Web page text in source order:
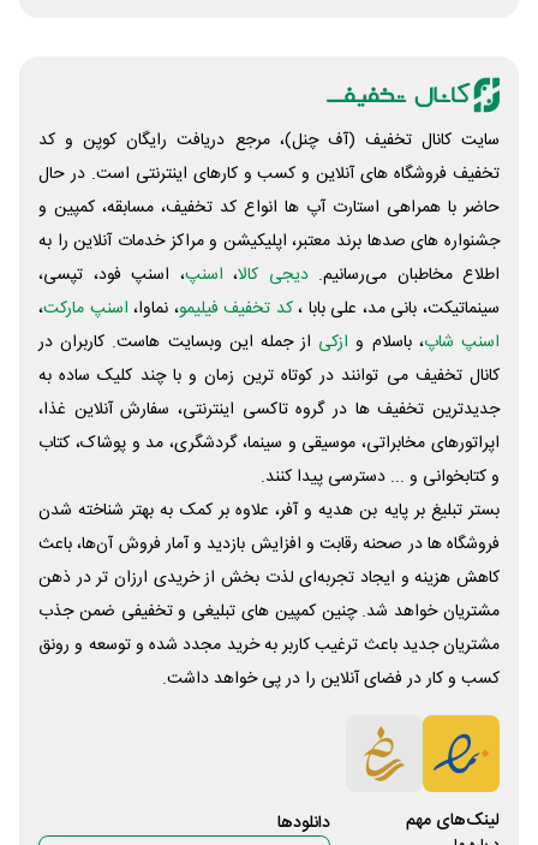
سایت کانال تخفیف (آف چنل)، مرجع دریافت رایگان کوپن و کد
تخفیف فروشگاه های آنلاین و کسب و‌ کارهای اینترنتی است. در حال
حاضر با همراهی استارت آپ ها انواع کد تخفیف، مسابقه، کمپین و
جشنواره های صدها برند معتبر، اپلیکیشن و مراکز خدمات آنلاین را به
اطلاع مخاطبان می‌رسانیم. دیجی کالا، اسنپ، اسنپ فود، تپسی،
سینماتیکت، بانی مد، علی‌ بابا ،کد تخفیف فیلیمو، نماوا، اسنپ مارکت،
اسنپ شاپ، باسلام و ازکی از جمله این وبسایت ‌هاست. کاربران در
کانال تخفیف می توانند در کوتاه ترین زمان و با چند کلیک ساده به
جدیدترین تخفیف ها در گروه تاکسی اینترنتی، سفارش آنلاین غذا،
اپراتورهای مخابراتی، موسیقی و سینما، گردشگری، مد و پوشاک، کتاب
و کتابخوانی و ... دسترسی پیدا کنند.
بستر تبلیغ بر پایه بن هدیه و آفر، علاوه بر کمک به بهتر شناخته شدن
فروشگاه ها در صحنه رقابت و افزایش بازدید و آمار فروش آن‌ها، باعث
کاهش هزینه و ایجاد تجربه‌ای لذت بخش از خریدی ارزان تر در ذهن
مشتریان خواهد شد. چنین کمپین های تبلیغی و تخفیفی ضمن جذب
مشتریان جدید باعث ترغیب کاربر به خرید مجدد شده و توسعه و رونق
کسب و کار در فضای آنلاین را در پی خواهد داشت.
لینک‌های مهم دانلود‌ها